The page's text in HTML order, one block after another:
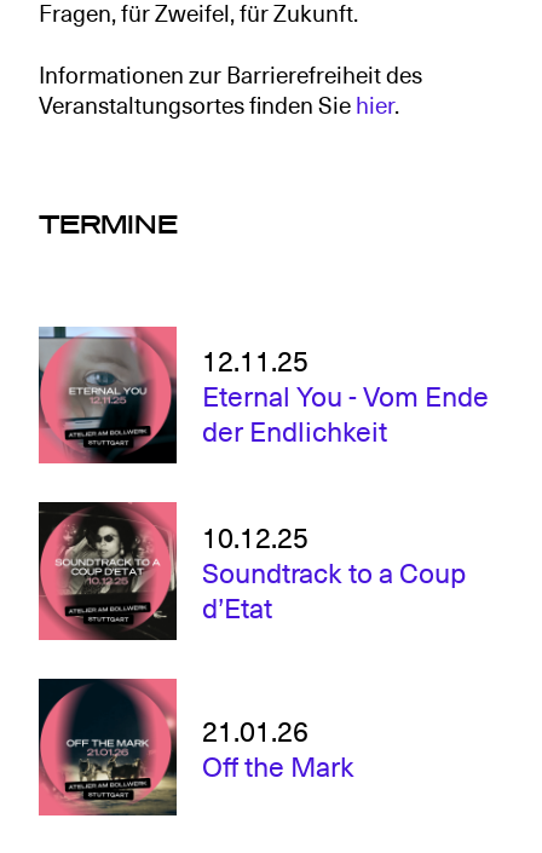
Fragen, für Zweifel, für Zukunft.
Informationen zur Barrierefreiheit des
Veranstaltungsortes finden Siehier.
TERMINE
12.11.25
Eternal You - Vom Ende
der Endlichkeit
10.12.25
Soundtrack to a Coup
d’Etat
21.01.26
Off the Mark